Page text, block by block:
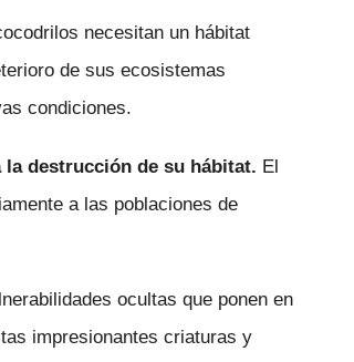
necesitan un hábitat
de sus ecosistemas
condiciones.
destrucción de su hábitat. El
a las poblaciones de
ocultas que ponen en
impresionantes criaturas y